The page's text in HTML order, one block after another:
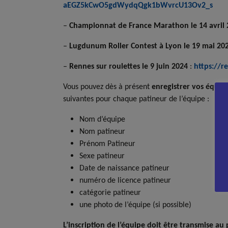
aEGZ5kCwO5gdWydqQgk1bWvrcU13Ov2_s
– Championnat de France Marathon le 14 avril
– Lugdunum Roller Contest à Lyon le 19 mai
– Rennes sur roulettes le 9 juin 2024 : https://
Vous pouvez dès à présent enregistrer vos
suivantes pour chaque patineur de l’équipe :
Nom d’équipe
Nom patineur
Prénom Patineur
Sexe patineur
Date de naissance patineur
numéro de licence patineur
catégorie patineur
une photo de l’équipe (si possible)
L’inscription de l’équipe doit être transmise